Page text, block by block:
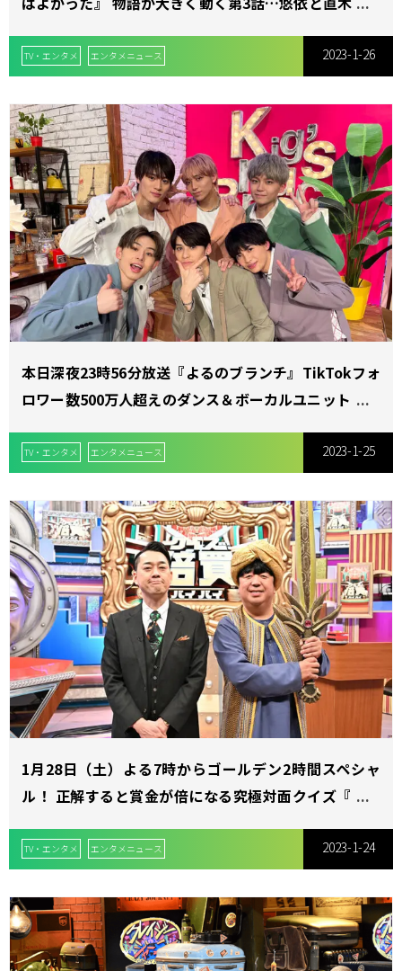
の出演が決定!!
TV・エンタメ エンタメニュース 2023-1-26
本日深夜23時56分放送『よるのブランチ』TikTokフォ
ロワー数500万人超えのダンス＆ボーカルユニットONE
ペシャルコラボ！
TV・エンタメ エンタメニュース 2023-1-25
1月28日（土）よる7時からゴールデン2時間スペシャ
ル！ 正解すると賞金が倍になる究極対面クイズ『クイ
TV・エンタメ エンタメニュース 2023-1-24